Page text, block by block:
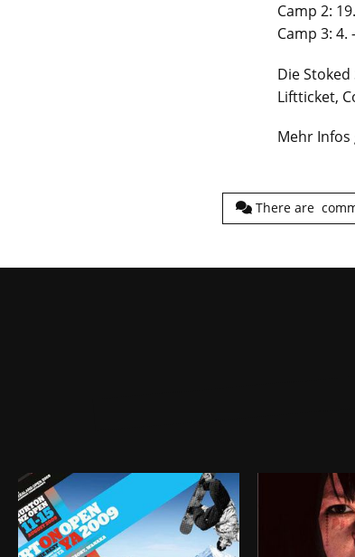
Camp 2:
Camp 3: 4.
Die
Liftticket,
Mehr Infos
There are